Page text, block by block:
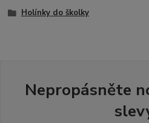
Holínky do školky
Nepropásněte